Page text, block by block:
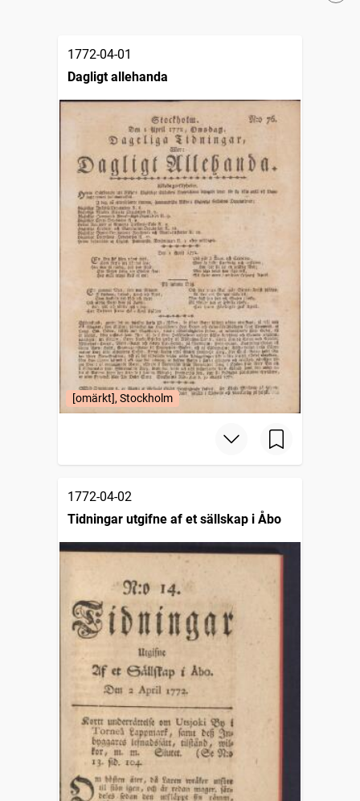
1772-04-01
Dagligt allehanda
[omärkt], Stockholm
1772-04-02
Tidningar utgifne af et sällskap i Åbo